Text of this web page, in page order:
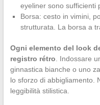
eyeliner sono sufficienti
Borsa: cesto in vimini,
strutturata. La borsa a
Ogni elemento del look
registro rétro. Indossare
ginnastica bianche o uno
lo sforzo di abbigliamento.
leggibilità stilistica.